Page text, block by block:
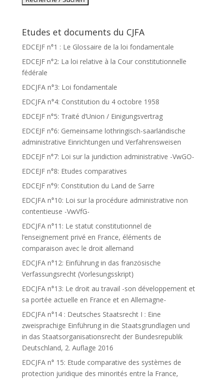
Etudes et documents du CJFA
EDCEJF n°1 : Le Glossaire de la loi fondamentale
EDCEJF n°2: La loi relative à la Cour constitutionnelle
fédérale
EDCJFA n°3: Loi fondamentale
EDCJFA n°4: Constitution du 4 octobre 1958
EDCEJF n°5: Traité d’Union / Einigungsvertrag
EDCEJF n°6: Gemeinsame lothringisch-saarländische
administrative Einrichtungen und Verfahrensweisen
EDCEJF n°7: Loi sur la juridiction administrative -VwGO-
EDCEJF n°8: Etudes comparatives
EDCEJF n°9: Constitution du Land de Sarre
EDCJFA n°10: Loi sur la procédure administrative non
contentieuse -VwVfG-
EDCJFA n°11: Le statut constitutionnel de
l’enseignement privé en France, éléments de
comparaison avec le droit allemand
EDCJFA n°12: Einführung in das französische
Verfassungsrecht (Vorlesungsskript)
EDCJFA n°13: Le droit au travail -son développement et
sa portée actuelle en France et en Allemagne-
EDCJFA n°14 : Deutsches Staatsrecht I : Eine
zweisprachige Einführung in die Staatsgrundlagen und
in das Staatsorganisationsrecht der Bundesrepublik
Deutschland, 2. Auflage 2016
EDCJFA n° 15: Etude comparative des systèmes de
protection juridique des minorités entre la France,